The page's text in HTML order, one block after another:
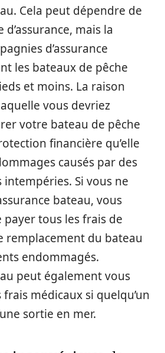
Cela peut dépendre de
mais la
d’assurance
les bateaux de pêche
et moins. La raison
vous devriez
votre bateau de pêche
financière qu’elle
causés par des
intempéries. Si vous ne
bateau, vous
tous les frais de
remplacement du bateau
endommagés.
peut également vous
médicaux si quelqu’un
sortie en mer.